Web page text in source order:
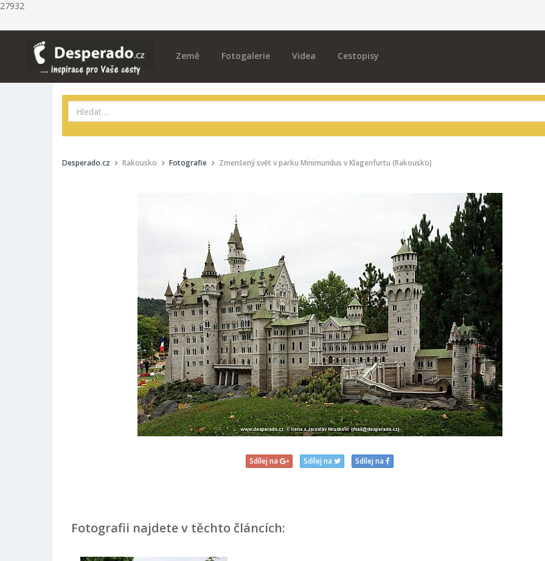
27932
Země Fotogalerie Videa Cestopisy
Desperado.cz Rakousko Fotografie Zmenšený svět v parku Minimundus v Klagenfurtu (Rakousko)
Sdílej na Sdílej na Sdílej na
Fotografii najdete v těchto článcích: